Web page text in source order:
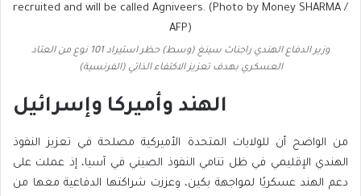
وزير الدفاع الهندي راجناث سينغ (وسط) حظر استيراد 101 نوع من العتاد
العسكري بهدف تعزيز الاكتفاء الذاتي (الفرنسية)
الهند وأميركا وإسرائيل
من الواضح أن للولايات المتحدة الأميركية مصلحة في تعزيز النفوذ
الهندي الإقليمي في ظل تنامي النفوذ الصيني في آسيا، إذ عملت على
دعم الهند عسكريًا لمواجهة بكين، وعززت شراكتها الدفاعية معها من